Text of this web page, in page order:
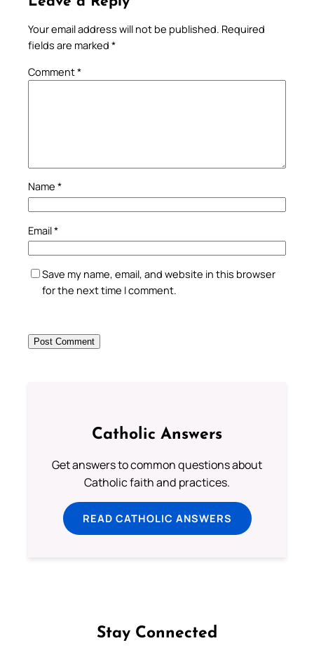
Your email address will not be published. Required
fields are marked *
Comment*
Name *
Email*
Save my name, email, and website in this browser
for the next time I comment.
Catholic Answers
Get answers to common questions about
Catholic faith and practices.
READ CATHOLIC ANSWERS
Stay Connected